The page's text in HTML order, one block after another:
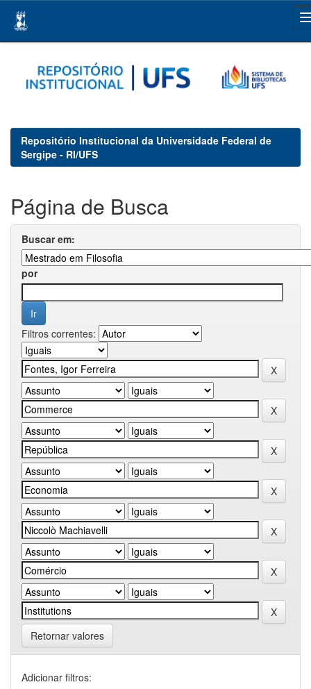
navigation
Repositório Institucional da Universidade Federal de
Sergipe - RI/UFS
Página de Busca
Buscar em:
por
Filtros correntes:
Retornar valores
Adicionar filtros: